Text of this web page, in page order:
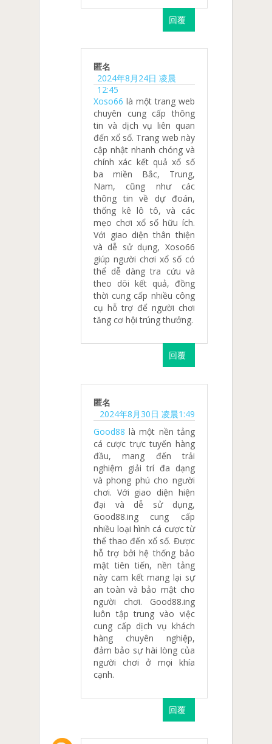
回覆
匿名
2024年8月24日 凌晨
12:45
Xoso66 là một trang web
chuyên cung cấp thông
tin và dịch vụ liên quan
đến xổ số. Trang web này
cập nhật nhanh chóng và
chính xác kết quả xổ số
ba miền Bắc, Trung,
Nam, cũng như các
thông tin về dự đoán,
thống kê lô tô, và các
mẹo chơi xổ số hữu ích.
Với giao diện thân thiện
và dễ sử dụng, Xoso66
giúp người chơi xổ số có
thể dễ dàng tra cứu và
theo dõi kết quả, đồng
thời cung cấp nhiều công
cụ hỗ trợ để người chơi
tăng cơ hội trúng thưởng.
回覆
匿名
2024年8月30日 凌晨1:49
Good88 là một nền tảng
cá cược trực tuyến hàng
đầu, mang đến trải
nghiệm giải trí đa dạng
và phong phú cho người
chơi. Với giao diện hiện
đại và dễ sử dụng,
Good88.ing cung cấp
nhiều loại hình cá cược từ
thể thao đến xổ số. Được
hỗ trợ bởi hệ thống bảo
mật tiên tiến, nền tảng
này cam kết mang lại sự
an toàn và bảo mật cho
người chơi. Good88.ing
luôn tập trung vào việc
cung cấp dịch vụ khách
hàng chuyên nghiệp,
đảm bảo sự hài lòng của
người chơi ở mọi khía
cạnh.
回覆